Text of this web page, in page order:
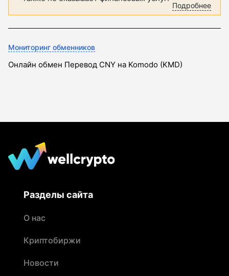
Подробнее
Мониторинг обменников
Онлайн обмен Перевод CNY на Komodo (KMD)
Разделы сайта
О нас
Криптобиржи
Новости